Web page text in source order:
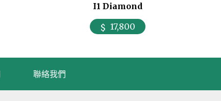
I1 Diamond
17,800
聯絡我們